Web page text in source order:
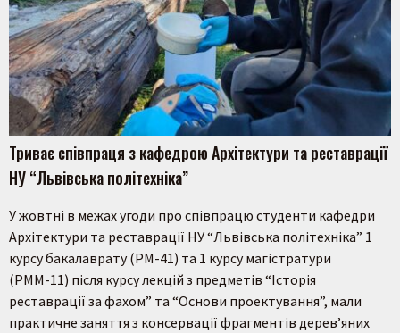
Триває співпраця з кафедрою Архітектури та реставрації
НУ “Львівська політехніка”
У жовтні в межах угоди про співпрацю студенти кафедри
Архітектури та реставрації НУ “Львівська політехніка” 1
курсу бакалаврату (РМ-41) та 1 курсу магістратури
(РММ-11) після курсу лекцій з предметів “Історія
реставрації за фахом” та “Основи проектування”, мали
практичне заняття з консервації фрагментів дерев’яних